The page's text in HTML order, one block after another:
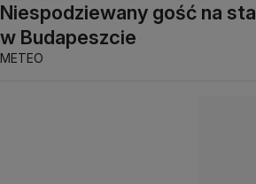
Niespodziewany gość na
w Budapeszcie
METEO